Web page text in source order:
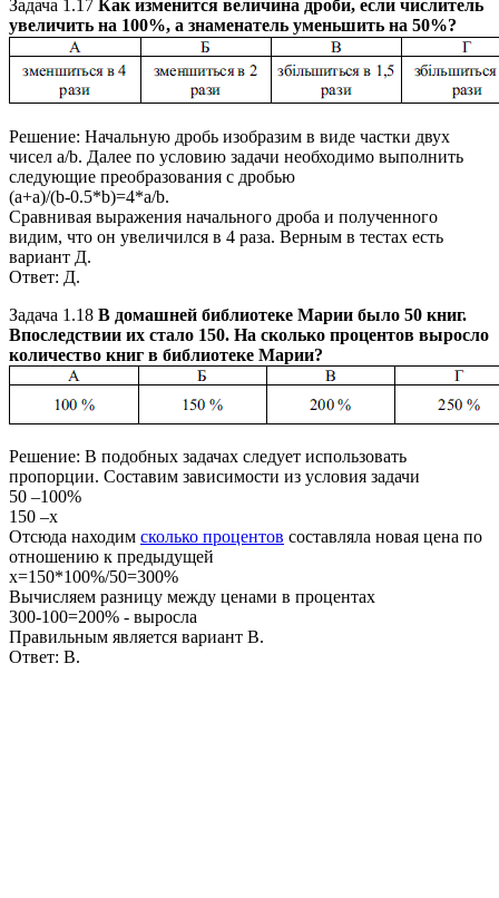
Задача 1.17 Как изменится величина дроби, если числитель
увеличить на 100%, а знаменатель уменьшить на 50%?
Решение: Начальную дробь изобразим в виде частки двух
чисел a/b. Далее по условию задачи необходимо выполнить
следующие преобразования с дробью
(a+a)/(b-0.5*b)=4*a/b.
Сравнивая выражения начального дроба и полученного
видим, что он увеличился в 4 раза. Верным в тестах есть
вариант Д.
Ответ: Д.
Задача 1.18 В домашней библиотеке Марии было 50 книг.
Впоследствии их стало 150. На сколько процентов выросло
количество книг в библиотеке Марии?
Решение: В подобных задачах следует использовать
пропорции. Составим зависимости из условия задачи
50 –100%
150 –х
Отсюда находим сколько процентов составляла новая цена по
отношению к предыдущей
х=150*100%/50=300%
Вычисляем разницу между ценами в процентах
300-100=200% - выросла
Правильным является вариант В.
Ответ: В.